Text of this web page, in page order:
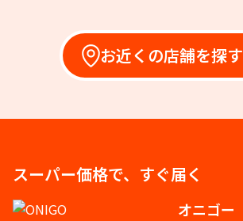
お近くの店舗を探す
スーパー価格で、すぐ届く
オニゴー